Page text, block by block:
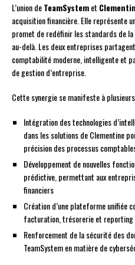
L’union deTeamSystemet
acquisition financière. Elle représente
promet de redéfinir les standards de
au-delà. Les deux entreprises
comptabilité moderne, intelligente et
de gestion d’entreprise.
Cette synergie se manifeste à
Intégration des technologies
dans les solutions de Clementine
précision des processus
Développement de nouvelles
prédictive, permettant aux
financiers
Création d’une plateforme unifiée
facturation, trésorerie et reporting
Renforcement de la sécurité des
TeamSystem en matière de